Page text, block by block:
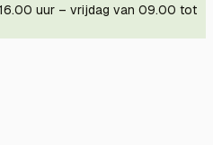
uur – vrijdag van 09.00 tot